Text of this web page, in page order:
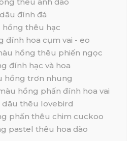
đính đá
hồng thêu hạc
đính hoa cụm vai - eo
hồng thêu phiến ngọc
đính hạc và hoa
hồng trơn nhung
hồng phấn đính hoa vai
dâu thêu lovebird
phấn thêu chim cuckoo
pastel thêu hoa đào